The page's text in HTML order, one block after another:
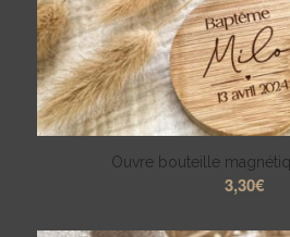
Ouvre bouteille
3,30€